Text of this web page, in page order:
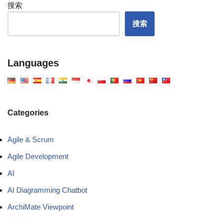
搜索
搜索
Languages
Categories
Agile & Scrum
Agile Development
AI
AI Diagramming Chatbot
ArchiMate Viewpoint